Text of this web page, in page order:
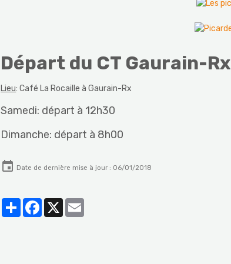
Départ du CT Gaurain-Rx
Lieu: Café La Rocaille à Gaurain-Rx
Samedi: départ à 12h30
Dimanche: départ à 8h00
Date de dernière mise à jour : 06/01/2018
PartagerFacebook
X